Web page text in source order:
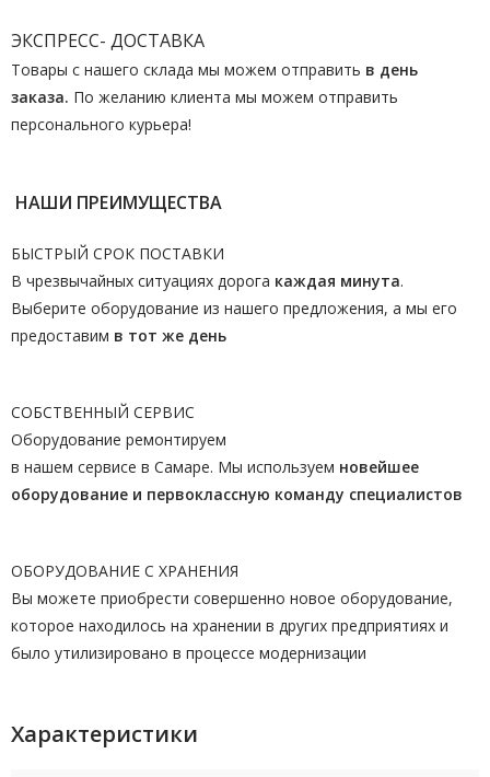
ЭКСПРЕСС- ДОСТАВКА
Товары с нашего склада мы можем отправить в день
заказа. По желанию клиента мы можем отправить
персонального курьера!
НАШИ ПРЕИМУЩЕСТВА
БЫСТРЫЙ СРОК ПОСТАВКИ
В чрезвычайных ситуациях дорога каждая минута.
Выберите оборудование из нашего предложения, а мы его
предоставим в тот же день
СОБСТВЕННЫЙ СЕРВИС
Оборудование ремонтируем
в нашем сервисе в Самаре. Мы используем новейшее
оборудование и первоклассную команду специалистов
ОБОРУДОВАНИЕ С ХРАНЕНИЯ
Вы можете приобрести совершенно новое оборудование,
которое находилось на хранении в других предприятиях и
было утилизировано в процессе модернизации
Характеристики